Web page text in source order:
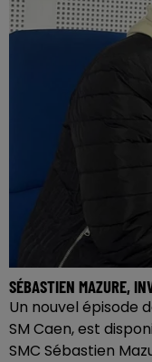
SÉBASTIEN MAZURE,
Un nouvel épisode
SM Caen, est
SMC Sébastien